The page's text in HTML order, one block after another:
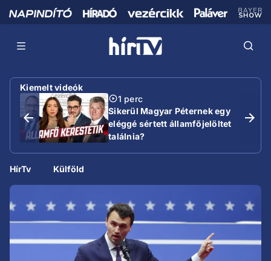
Kiemelt videók
1 perc
Sikerül Magyar Péternek egy
eléggé sértett államfőjelöltet
találnia?
HírTv Külföld